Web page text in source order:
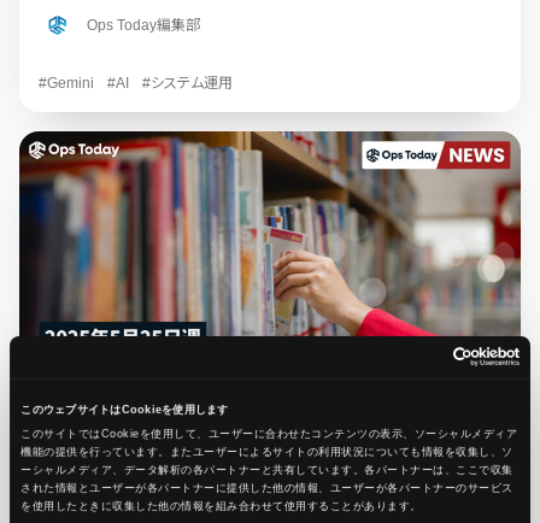
このウェブサイトはCookieを使用します
このサイトではCookieを使用して、ユーザーに合わせたコンテンツの表示、ソーシャルメディア
機能の提供を行っています。またユーザーによるサイトの利用状況についても情報を収集し、ソ
ーシャルメディア、データ解析の各パートナーと共有しています。各パートナーは、ここで収集
された情報とユーザーが各パートナーに提供した他の情報、ユーザーが各パートナーのサービス
を使用したときに収集した他の情報を組み合わせて使用​​することがあります。
Ops Today編集部
#Gemini #AI #システム運用
ニュース 2025.06.02
最新の注目ニュースをまとめてチェック！【2025年5月25
日週】